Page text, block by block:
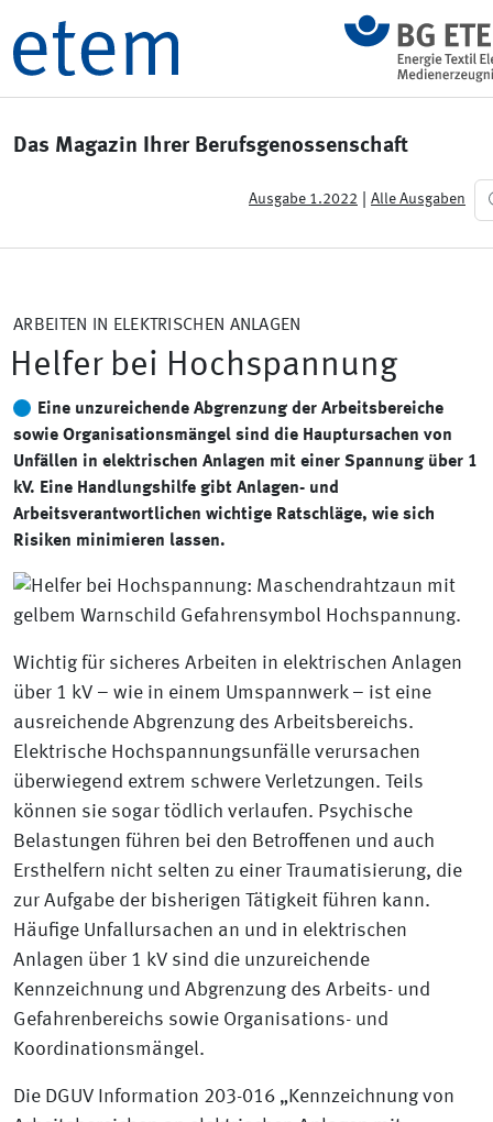
Das Magazin Ihrer Berufsgenossenschaft
Ausgabe 1.2022 Alle Ausgaben
ARBEITEN IN ELEKTRISCHEN ANLAGEN
Helfer bei Hochspannung
Eine unzureichende Abgrenzung der Arbeitsbereiche
sowie Organisationsmängel sind die Hauptursachen von
Unfällen in elektrischen Anlagen mit einer Spannung über 1
kV. Eine Handlungshilfe gibt Anlagen- und
Arbeitsverantwortlichen wichtige Ratschläge, wie sich
Risiken minimieren lassen.
Wichtig für sicheres Arbeiten in elektrischen Anlagen
über 1 kV – wie in einem Umspannwerk – ist eine
ausreichende Abgrenzung des Arbeitsbereichs.
Elektrische Hochspannungsunfälle verursachen
überwiegend extrem schwere Verletzungen. Teils
können sie sogar tödlich verlaufen. Psychische
Belastungen führen bei den Betroffenen und auch
Ersthelfern nicht selten zu einer Traumatisierung, die
zur Aufgabe der bisherigen Tätigkeit führen kann.
Häufige Unfallursachen an und in elektrischen
Anlagen über 1 kV sind die unzureichende
Kennzeichnung und Abgrenzung des Arbeits- und
Gefahrenbereichs sowie Organisations- und
Koordinationsmängel.
Die DGUV Information 203-016 „Kennzeichnung von